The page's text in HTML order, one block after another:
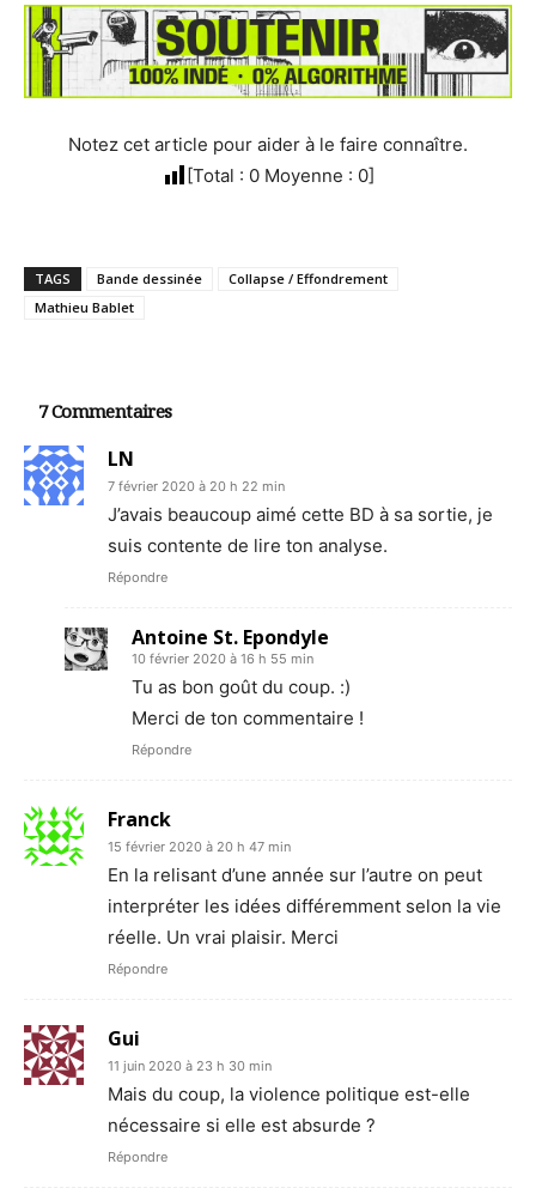
Notez cet article pour aider à le faire connaître.
[Total : 0Moyenne : 0]
TAGS Bande dessinée
Collapse / Effondrement
Mathieu Bablet
7 Commentaires
LN
7 février 2020 à 20 h 22 min
J’avais beaucoup aimé cette BD à sa sortie, je
suis contente de lire ton analyse.
Répondre
Antoine St. Epondyle
10 février 2020 à 16 h 55 min
Tu as bon goût du coup. :)
Merci de ton commentaire !
Répondre
Franck
15 février 2020 à 20 h 47 min
En la relisant d’une année sur l’autre on peut
interpréter les idées différemment selon la vie
réelle. Un vrai plaisir. Merci
Répondre
Gui
11 juin 2020 à 23 h 30 min
Mais du coup, la violence politique est-elle
nécessaire si elle est absurde ?
Répondre